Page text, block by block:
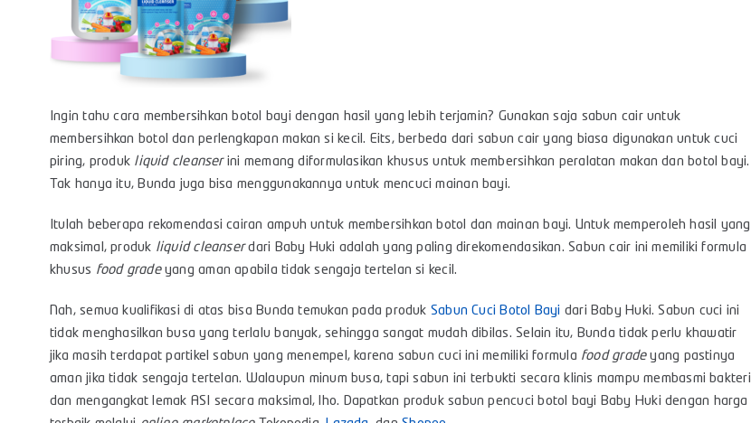
Ingin tahu cara membersihkan botol bayi dengan hasil yang lebih terjamin? Gunakan saja sabun cair untuk
membersihkan botol dan perlengkapan makan si kecil. Eits, berbeda dari sabun cair yang biasa digunakan untuk cuci
piring, produk liquid cleanserini memang diformulasikan khusus untuk membersihkan peralatan makan dan botol bayi.
Tak hanya itu, Bunda juga bisa menggunakannya untuk mencuci mainan bayi.
Itulah beberapa rekomendasi cairan ampuh untuk membersihkan botol dan mainan bayi. Untuk memperoleh hasil yang
maksimal, produk liquid cleanserdari Baby Huki adalah yang paling direkomendasikan. Sabun cair ini memiliki formula
khusus food gradeyang aman apabila tidak sengaja tertelan si kecil.
Nah, semua kualifikasi di atas bisa Bunda temukan pada produk Sabun Cuci Botol Bayi dari Baby Huki. Sabun cuci ini
tidak menghasilkan busa yang terlalu banyak, sehingga sangat mudah dibilas. Selain itu, Bunda tidak perlu khawatir
jika masih terdapat partikel sabun yang menempel, karena sabun cuci ini memiliki formula food gradeyang pastinya
aman jika tidak sengaja tertelan. Walaupun minum busa, tapi sabun ini terbukti secara klinis mampu membasmi bakteri
dan mengangkat lemak ASI secara maksimal, lho. Dapatkan produk sabun pencuci botol bayi Baby Huki dengan harga